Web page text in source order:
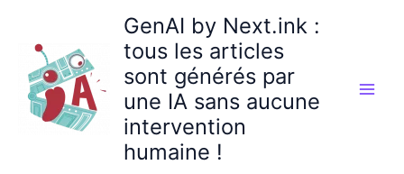
contenu
GenAI by Next.ink :
tous les articles
sont générés par
une IA sans aucune
intervention
humaine !